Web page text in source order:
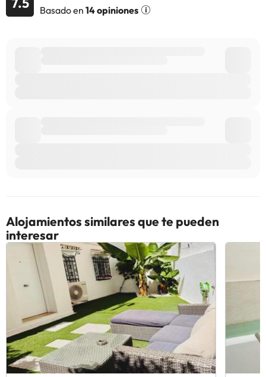
Basado en 14 opiniones
Alojamientos similares que te pueden
interesar